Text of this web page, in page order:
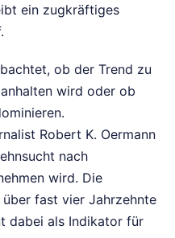
ein zugkräftiges
ob der Trend zu
wird oder ob
Robert K. Oermann
nach
wird. Die
fast vier Jahrzehnte
dabei als Indikator für